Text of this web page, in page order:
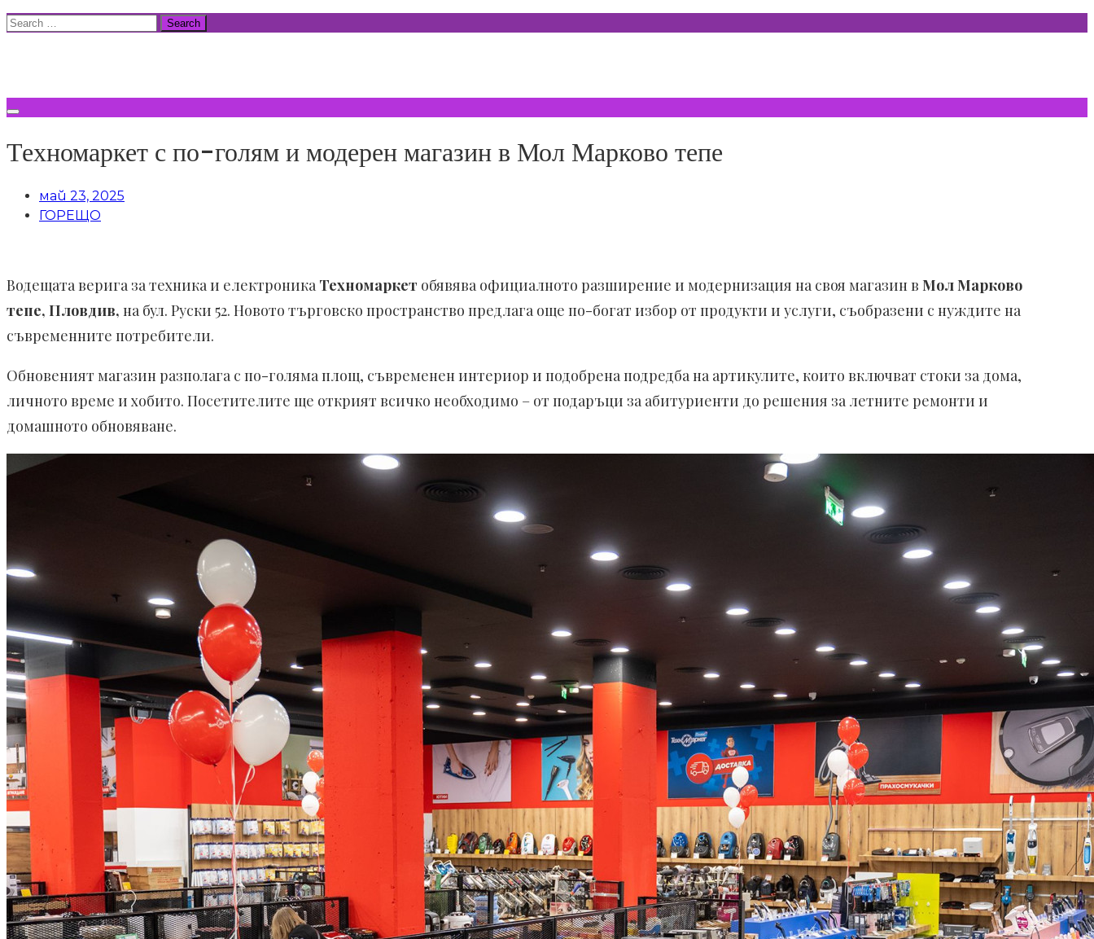
Skip
Search
Техномаркет с по-голям и модерен магазин в Мол Марково тепе
май 23, 2025
ГОРЕЩО
Водещата верига за техника и електроника Техномаркет обявява официалното разширение и модернизация на своя магазин в Мол Марково
тепе, Пловдив, на бул. Руски 52. Новото търговско пространство предлага още по-богат избор от продукти и услуги, съобразени с нуждите на
съвременните потребители.
Обновеният магазин разполага с по-голяма площ, съвременен интериор и подобрена подредба на артикулите, които включват стоки за дома,
личното време и хобито. Посетителите ще открият всичко необходимо – от подаръци за абитуриенти до решения за летните ремонти и
домашното обновяване.